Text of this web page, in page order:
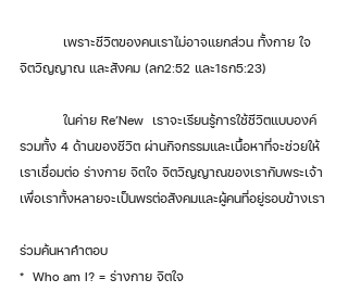
จิตวิญญาณ และสังคม (ลก2:52 และ1ธก5:23)
รวมทั้ง 4 ด้านของชีวิต ผ่านกิจกรรมและเนื้อหาที่จะช่วยให้
เราเชื่อมต่อ ร่างกาย จิตใจ จิตวิญญาณของเรากับพระเจ้า
เพื่อเราทั้งหลายจะเป็นพรต่อสังคมและผู้คนที่อยู่รอบข้างเรา
ร่วมค้นหาคำตอบ
*  Who am I? = ร่างกาย จิตใจ